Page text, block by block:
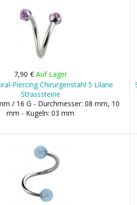
7,90 € Auf Lager
Piercing Chirurgenstahl 5 Lilane
Strasssteine
/ 16 G - Durchmesser: 08 mm, 10
mm - Kugeln: 03 mm